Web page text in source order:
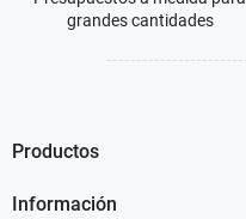
grandes cantidades
Productos
Información